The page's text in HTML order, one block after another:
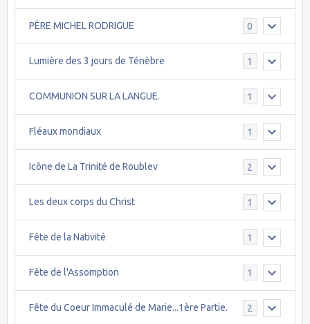
PÈRE MICHEL RODRIGUE 0
Lumière des 3 jours de Ténèbre 1
COMMUNION SUR LA LANGUE. 1
Fléaux mondiaux 1
Icône de La Trinité de Roublev 2
Les deux corps du Christ 1
Fête de la Nativité 1
Fête de l'Assomption 1
Fête du Coeur Immaculé de Marie...1ère Partie. 2